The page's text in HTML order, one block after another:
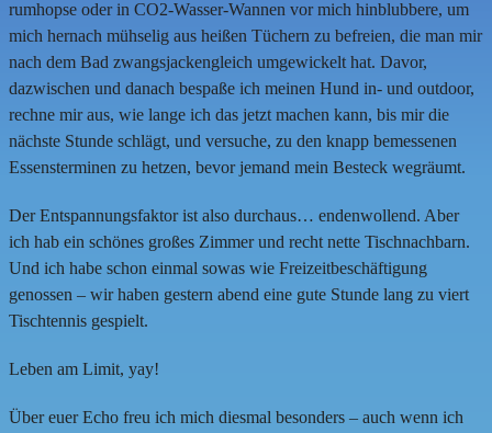
rumhopse oder in CO2-Wasser-Wannen vor mich hinblubbere, um
mich hernach mühselig aus heißen Tüchern zu befreien, die man mir
nach dem Bad zwangsjackengleich umgewickelt hat. Davor,
dazwischen und danach bespaße ich meinen Hund in- und outdoor,
rechne mir aus, wie lange ich das jetzt machen kann, bis mir die
nächste Stunde schlägt, und versuche, zu den knapp bemessenen
Essensterminen zu hetzen, bevor jemand mein Besteck wegräumt.
Der Entspannungsfaktor ist also durchaus… endenwollend. Aber
ich hab ein schönes großes Zimmer und recht nette Tischnachbarn.
Und ich habe schon einmal sowas wie Freizeitbeschäftigung
genossen – wir haben gestern abend eine gute Stunde lang zu viert
Tischtennis gespielt.
Leben am Limit, yay!
Über euer Echo freu ich mich diesmal besonders – auch wenn ich